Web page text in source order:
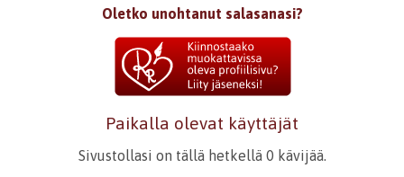
Oletko unohtanut salasanasi?
Paikalla olevat käyttäjät
Sivustollasi on tällä hetkellä 0 kävijää.